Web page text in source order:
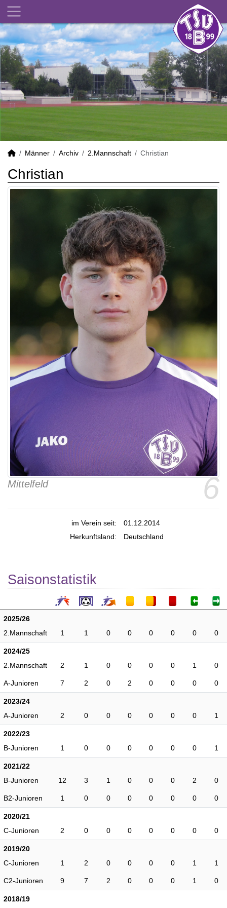
Männer Archiv 2.Mannschaft Christian
Christian
6
Mittelfeld
im Verein seit:
01.12.2014
Herkunftsland:
Deutschland
Saisonstatistik
2025/26
2.Mannschaft
1 1 0 0 0 0 0 0
2024/25
2.Mannschaft
2 1 0 0 0 0 1 0
A-Junioren 7 2 0 2 0 0 0 0
2023/24
A-Junioren
2 0 0 0 0 0 0 1
2022/23
B-Junioren
1 0 0 0 0 0 0 1
2021/22
B-Junioren
12 3 1 0 0 0 2 0
B2-Junioren 1 0 0 0 0 0 0 0
2020/21
C-Junioren
2 0 0 0 0 0 0 0
2019/20
C-Junioren
1 2 0 0 0 0 1 1
C2-Junioren 9 7 2 0 0 0 1 0
2018/19